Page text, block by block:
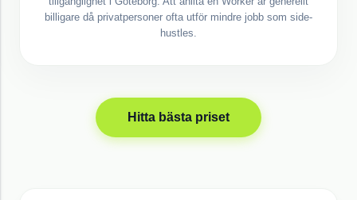
billigare då privatpersoner ofta utför mindre jobb som side-
hustles.
Hitta bästa priset